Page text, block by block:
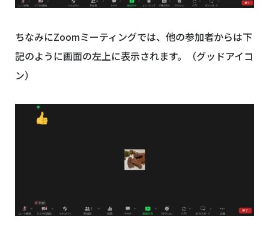
ちなみにZoomミーティングでは、他の参加者からは下
記のように画面の左上に表示されます。（グッドアイコ
ン）